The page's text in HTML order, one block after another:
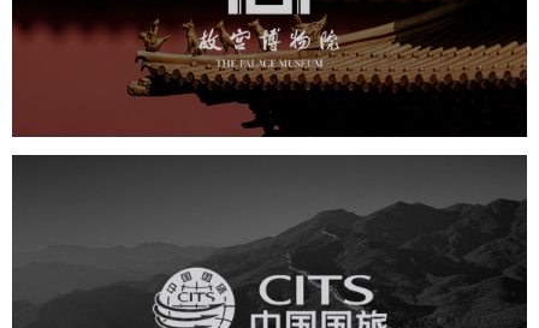
文化艺术 博物馆 智慧博物馆
博物馆网站建设
景区网站建设
文创商城 万能专题 网站代运营
中国国旅